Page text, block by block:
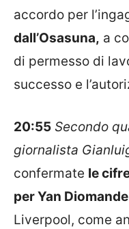
accordo per
dall’Osasuna, a
di permesso di
successo e
20:55 Secondo
giornalista
confermate le
per Yan Diomande
Liverpool, come